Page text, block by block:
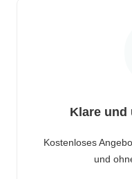
Klare und
Kostenloses
und